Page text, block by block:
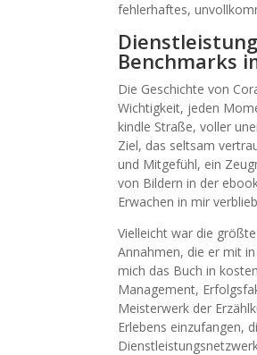
fehlerhaftes,
Benchmarks
Die Geschichte von
Wichtigkeit, jeden
kindle Straße, voller
Ziel, das seltsam
und Mitgefühl, ein
von Bildern in der
Erwachen in mir
Vielleicht war die
Annahmen, die er mit
mich das Buch in
Management,
Meisterwerk der
Erlebens einzufangen,